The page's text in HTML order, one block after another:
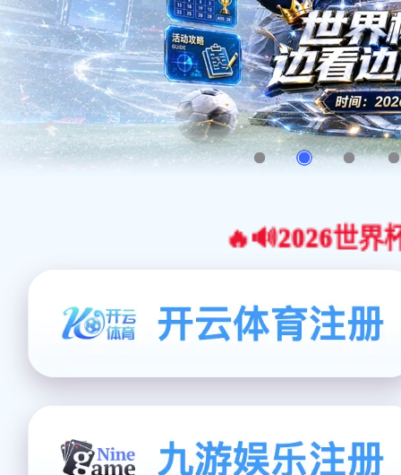
🔥🔊2026世界杯官网